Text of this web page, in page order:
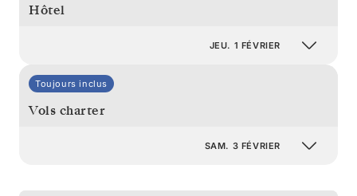
Hôtel
JEU. 1 FÉVRIER
Toujours inclus
Vols charter
SAM. 3 FÉVRIER